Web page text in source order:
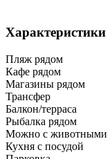
Характеристики
Пляж рядом
Кафе рядом
Магазины рядом
Трансфер
Балкон/терраса
Рыбалка рядом
Можно с животными
Кухня с посудой